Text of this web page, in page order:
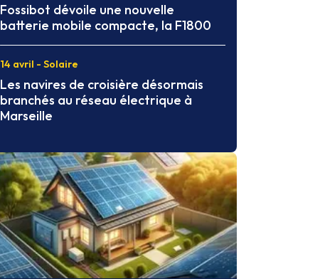
Fossibot dévoile une nouvelle
batterie mobile compacte, la F1800
14 avril - Solaire
Les navires de croisière désormais
branchés au réseau électrique à
Marseille